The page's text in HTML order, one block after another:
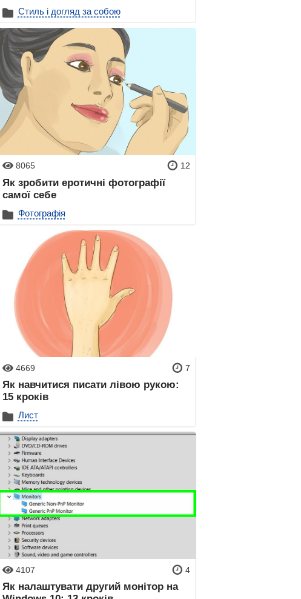
Стиль і догляд за собою
8065 12
Як зробити еротичні фотографії
самої себе
Фотографія
4669 7
Як навчитися писати лівою рукою:
15 кроків
Лист
4107 4
Як налаштувати другий монітор на